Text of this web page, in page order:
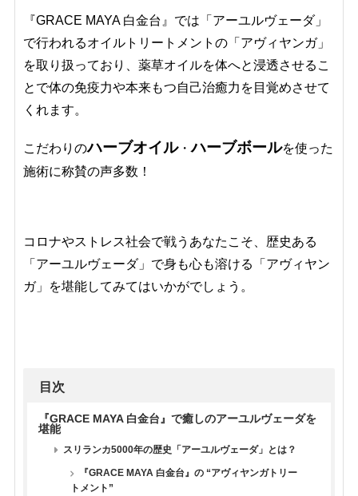
『GRACE MAYA 白金台』では「アーユルヴェーダ」
で行われるオイルトリートメントの「アヴィヤンガ」
を取り扱っており、薬草オイルを体へと浸透させるこ
とで体の免疫力や本来もつ自己治癒力を目覚めさせて
くれます。
こだわりのハーブオイル・ハーブボールを使った
施術に称賛の声多数！
コロナやストレス社会で戦うあなたこそ、歴史ある
「アーユルヴェーダ」で身も心も溶ける「アヴィヤン
ガ」を堪能してみてはいかがでしょう。
目次
『GRACE MAYA 白金台』で癒しのアーユルヴェーダを
堪能
スリランカ5000年の歴史「アーユルヴェーダ」とは？
『GRACE MAYA 白金台』の “アヴィヤンガトリー
トメント”